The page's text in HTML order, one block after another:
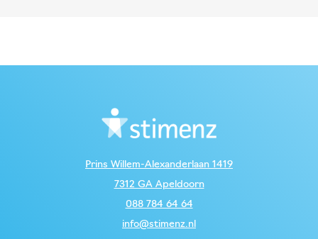
Prins Willem-Alexanderlaan 1419
7312 GA Apeldoorn
088 784 64 64
info@stimenz.nl